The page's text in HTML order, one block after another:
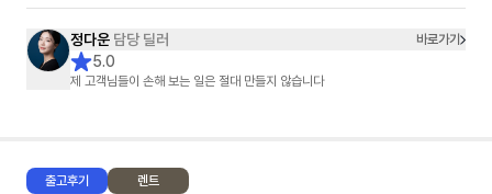
절하게 응대해 주셔서 신뢰가 갔습니다. 고객 입장에서 최선을 다해 주신다
는 점이 분명하게 느껴졌고, 덕분에 만족스러운 선택을 할 수 있었습니다. 첫
장기렌트이자 첫 차 구매였는데 매우 좋은 경험이었고, 만족스러웠기 때문에
지인도 소개하여 출고하셨습니다.
정다운 담당 딜러 바로가기
5.0
제 고객님들이 손해 보는 일은 절대 만들지 않습니다
출고후기 렌트